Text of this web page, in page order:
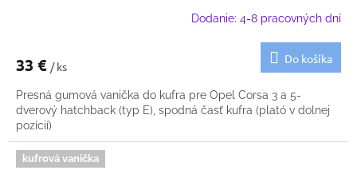
Dodanie: 4-8 pracovných dní
33 € / ks
Do košíka
Presná gumová vanička do kufra pre Opel Corsa 3 a 5-
dverový hatchback (typ E), spodná časť kufra (plató v dolnej
pozícií)
kufrová vanička